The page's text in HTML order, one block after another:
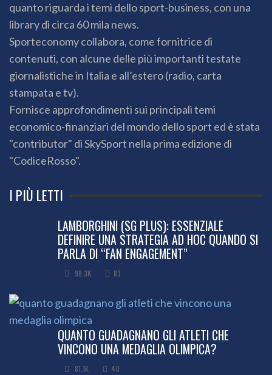
quanto riguarda i temi dello sport-business, con una
library di circa 60 mila news.
Sporteconomy collabora, come fornitrice di
contenuti, con alcune delle più importanti testate
giornalistiche in Italia e all’estero (radio, carta
stampata e tv).
Fornisce approfondimenti sui principali temi
economico-finanziari del mondo dello sport ed è stata
"contributor" di SkySport nella prima edizione di
"CodiceRosso".
I PIÙ LETTI
LAMBORGHINI (SG PLUS): ESSENZIALE
DEFINIRE UNA STRATEGIA AD HOC QUANDO SI
PARLA DI “FAN ENGAGEMENT”
98.3K 83
QUANTO GUADAGNANO GLI ATLETI CHE
VINCONO UNA MEDAGLIA OLIMPICA?
81.1K 40